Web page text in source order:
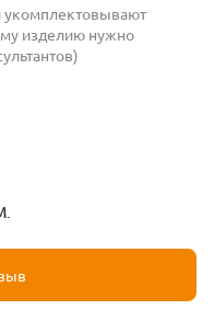
укомплектовывают
изделию нужно